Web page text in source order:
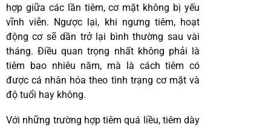
hợp giữa các lần tiêm, cơ mặt không bị yếu
vĩnh viễn. Ngược lại, khi ngưng tiêm, hoạt
động cơ sẽ dần trở lại bình thường sau vài
tháng. Điều quan trọng nhất không phải là
tiêm bao nhiêu năm, mà là cách tiêm có
được cá nhân hóa theo tình trạng cơ mặt và
độ tuổi hay không.
Với những trường hợp tiêm quá liều, tiêm dày